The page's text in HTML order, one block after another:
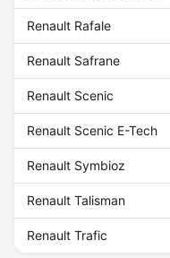
Renault Rafale
Renault Safrane
Renault Scenic
Renault Scenic E-Tech
Renault Symbioz
Renault Talisman
Renault Trafic